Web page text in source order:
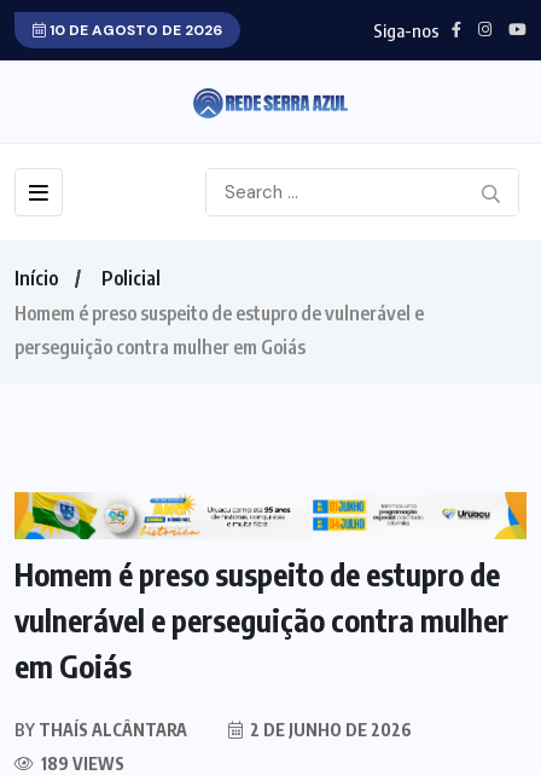
10 DE AGOSTO DE 2026 Siga-nos
Início
Policial
Homem é preso suspeito de estupro de vulnerável e
perseguição contra mulher em Goiás
POLICIAL DESTAQUE
Homem é preso suspeito de estupro de
vulnerável e perseguição contra mulher
em Goiás
BY THAÍS ALCÂNTARA
2 DE JUNHO DE 2026
189 VIEWS